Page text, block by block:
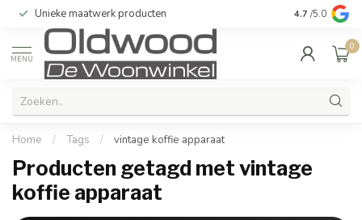
Unieke maatwerk producten Bij u in de
4.7 /5.0
MENU
0
Home / Tags / vintage koffie apparaat
Producten getagd met vintage
koffie apparaat